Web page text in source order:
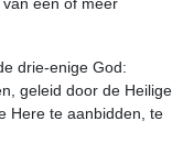
drie-enige God:
geleid door de Heilige
Here te aanbidden, te